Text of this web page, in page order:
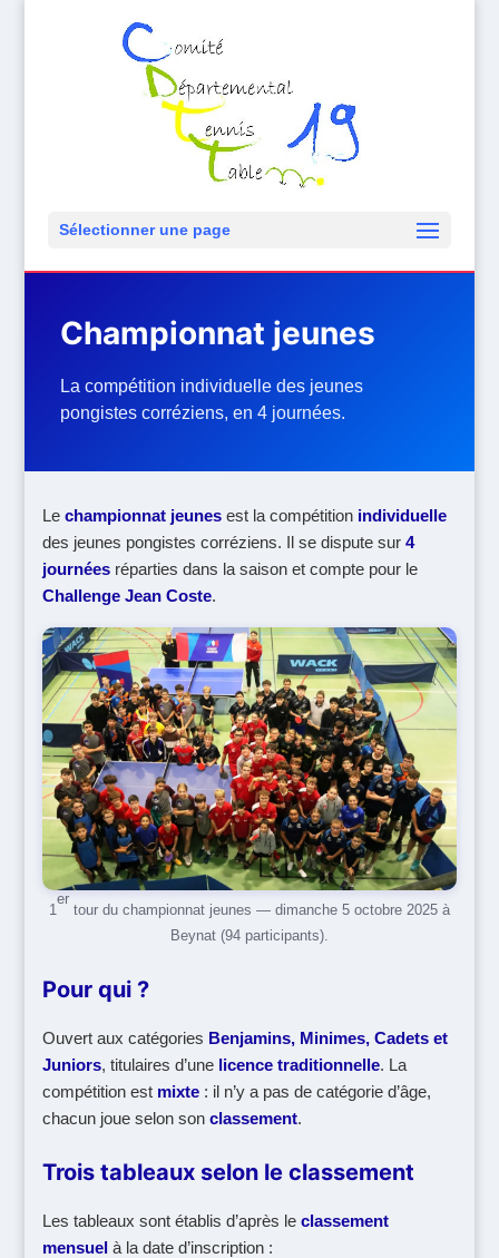
Sélectionner une page
Championnat jeunes
La compétition individuelle des jeunes
pongistes corréziens, en 4 journées.
Lechampionnat jeunes est la compétition individuelle
des jeunes pongistes corréziens. Il se dispute sur4
journées réparties dans la saison et compte pour le
Challenge Jean Coste.
1
er
tour du championnat jeunes — dimanche 5 octobre 2025 à
Beynat (94 participants).
Pour qui ?
Ouvert aux catégories Benjamins, Minimes, Cadets et
Juniors, titulaires d’une licence traditionnelle. La
compétition est mixte : il n’y a pas de catégorie d’âge,
chacun joue selon sonclassement.
Trois tableaux selon le classement
Les tableaux sont établis d’après leclassement
mensuel à la date d’inscription :